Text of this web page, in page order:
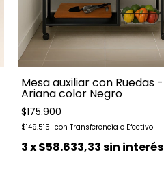
Mesa auxiliar con Ruedas -
Ariana color Negro
$175.900
$149.515
3x$58.633,33sin interés